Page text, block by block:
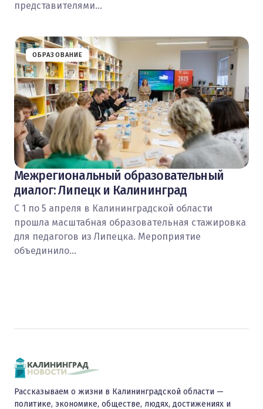
представителями…
ОБРАЗОВАНИЕ
Межрегиональный образовательный
диалог: Липецк и Калининград
С 1 по 5 апреля в Калининградской области
прошла масштабная образовательная стажировка
для педагогов из Липецка. Мероприятие
объединило…
Рассказываем о жизни в Калининградской области —
политике, экономике, обществе, людях, достижениях и